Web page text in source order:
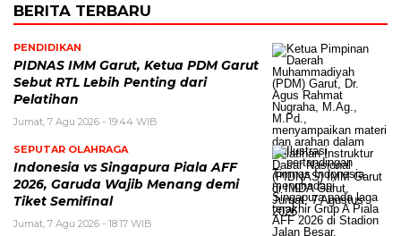
BERITA TERBARU
PENDIDIKAN
PIDNAS IMM Garut, Ketua PDM Garut
Sebut RTL Lebih Penting dari
Pelatihan
Jumat, 7 Agu 2026 - 19:44 WIB
SEPUTAR OLAHRAGA
Indonesia vs Singapura Piala AFF
2026, Garuda Wajib Menang demi
Tiket Semifinal
Jumat, 7 Agu 2026 - 18:17 WIB